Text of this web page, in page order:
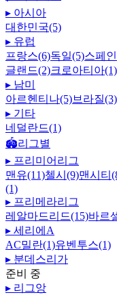
▸ 아시아
대한민국(5)
▸ 유럽
프랑스(6)독일(5)스페
글랜드(2)크로아티아(1)
▸ 남미
아르헨티나(5)브라질(3)
▸ 기타
네덜란드(1)
🏟️리그별
▸ 프리미어리그
맨유(11)첼시(9)맨시티
(1)
▸ 프리메라리그
레알마드리드(15)바르
▸ 세리에A
AC밀란(1)유벤투스(1)
▸ 분데스리가
준비 중
▸ 리그앙